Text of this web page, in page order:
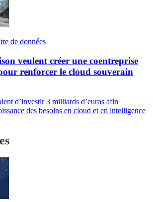
de données
veulent créer une coentreprise
renforcer le cloud souverain
d’investir 3 milliards d’euros afin
des besoins en cloud et en intelligence